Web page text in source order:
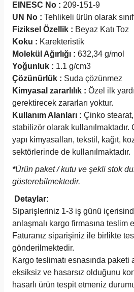
EINESC No : 209-151-9
UN No : Tehlikeli ürün olarak
Fiziksel Özellik : Beyaz Katı Toz
Koku : Karekteristik
Molekül Ağırlığı : 632,34 g/mol
Yoğunluk : 1.1 g/cm3
Çözünürlük : Suda çözünmez
Kimyasal zararlılık : Özel ilk
gerektirecek zararları yoktur.
Kullanım Alanları : Çinko
stabilizör olarak kullanılmaktadır.
yapı kimyasalları, tekstil, kağıt,
sektörlerinde de kullanılmaktadır.
*Ürün paket / kutu ve şekli stok
gösterebilmektedir.
Detaylar:
Siparişleriniz 1-3 iş günü
anlaşmalı kargo firmasına teslim
Faturanız siparişiniz ile birlikte
gönderilmektedir.
Kargo teslimatı esnasında
eksiksiz ve hasarsız olduğunu
hasarlı ürün tespit etmeniz